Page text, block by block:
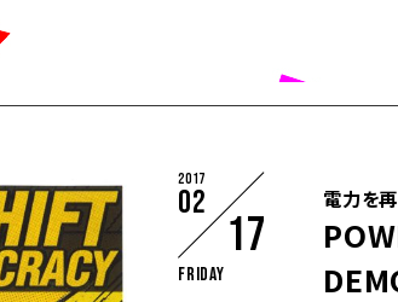
2017
02
17
Friday
電力を